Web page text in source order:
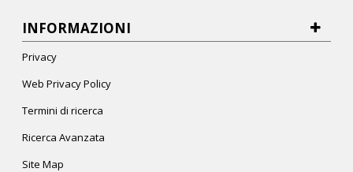
INFORMAZIONI
Privacy
Web Privacy Policy
Termini di ricerca
Ricerca Avanzata
Site Map